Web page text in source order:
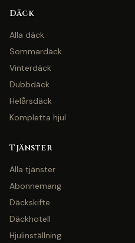
Däck
Alla däck
Sommardäck
Vinterdäck
Dubbdäck
Helårsdäck
Kompletta hjul
Tjänster
Alla tjänster
Abonnemang
Däckskifte
Däckhotell
Hjulinställning